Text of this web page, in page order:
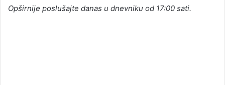
Opširnije poslušajte danas u dnevniku od 17:00 sati.